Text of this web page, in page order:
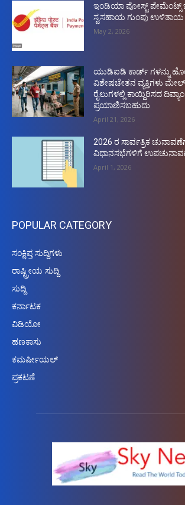
ಇಂಡಿಯಾ ಪೋಸ್ಟ್ ಪೇಮೆಂಟ್ಸ್
ಸ್ವಸಹಾಯ ಗುಂಪು
May 2, 2026
ಯುಡಿಐಡಿ ಕಾರ್ಡ್ ಗಳನ್ನು
ವಿಶೇಷಚೇತನ ವ್ಯಕ್ತಿಗಳು
ರೈಲುಗಳಲ್ಲಿ ಕಾಯ್ದಿರಿಸದ
ಪ್ರಯಾಣಿಸಬಹುದು
April 21, 2026
2026 ರ ಸಾರ್ವತ್ರಿಕ
ವಿಧಾನಸಭೆಗಳಿಗೆ
April 1, 2026
POPULAR CATEGORY
ಸಂಕ್ಷಿಪ್ತ ಸುದ್ದಿಗಳು
ರಾಷ್ಟ್ರೀಯ ಸುದ್ದಿ
ಸುದ್ದಿ
ಕರ್ನಾಟಕ
ವಿಡಿಯೋ
ಹಣಕಾಸು
ಕಮರ್ಷೀಯಲ್
ಪ್ರಕಟಣೆ